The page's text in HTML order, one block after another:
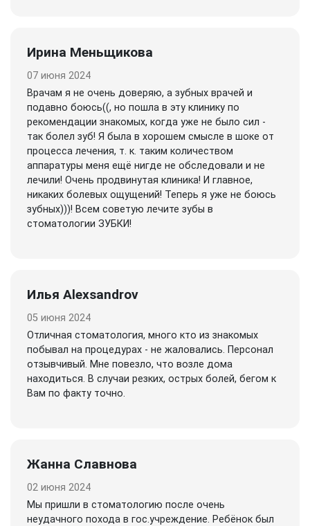
Ирина Меньщикова
07 июня 2024
Врачам я не очень доверяю, а зубных врачей и
подавно боюсь((, но пошла в эту клинику по
рекомендации знакомых, когда уже не было сил -
так болел зуб! Я была в хорошем смысле в шоке от
процесса лечения, т. к. таким количеством
аппаратуры меня ещё нигде не обследовали и не
лечили! Очень продвинутая клиника! И главное,
никаких болевых ощущений! Теперь я уже не боюсь
зубных)))! Всем советую лечите зубы в
стоматологии ЗУБКИ!
Илья Alexsandrov
05 июня 2024
Отличная стоматология, много кто из знакомых
побывал на процедурах - не жаловались. Персонал
отзывчивый. Мне повезло, что возле дома
находиться. В случаи резких, острых болей, бегом к
Вам по факту точно.
Жанна Славнова
02 июня 2024
Мы пришли в стоматологию после очень
неудачного похода в гос.учреждение. Ребёнок был